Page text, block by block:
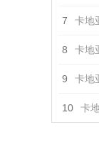
7 卡地
8 卡地
9 卡地
10 卡